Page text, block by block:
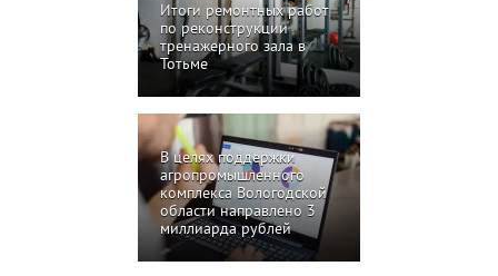
Итоги ремонтных работ
по реконструкции
тренажерного зала в
Тотьме
В целях поддержки
агропромышленного
комплекса Вологодской
области направлено 3
миллиарда рублей